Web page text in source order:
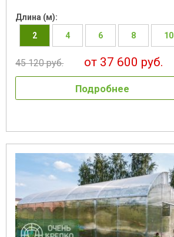
Длина (м):
2
4 6 8 10
45 120 руб. от 37 600 руб.
Подробнее